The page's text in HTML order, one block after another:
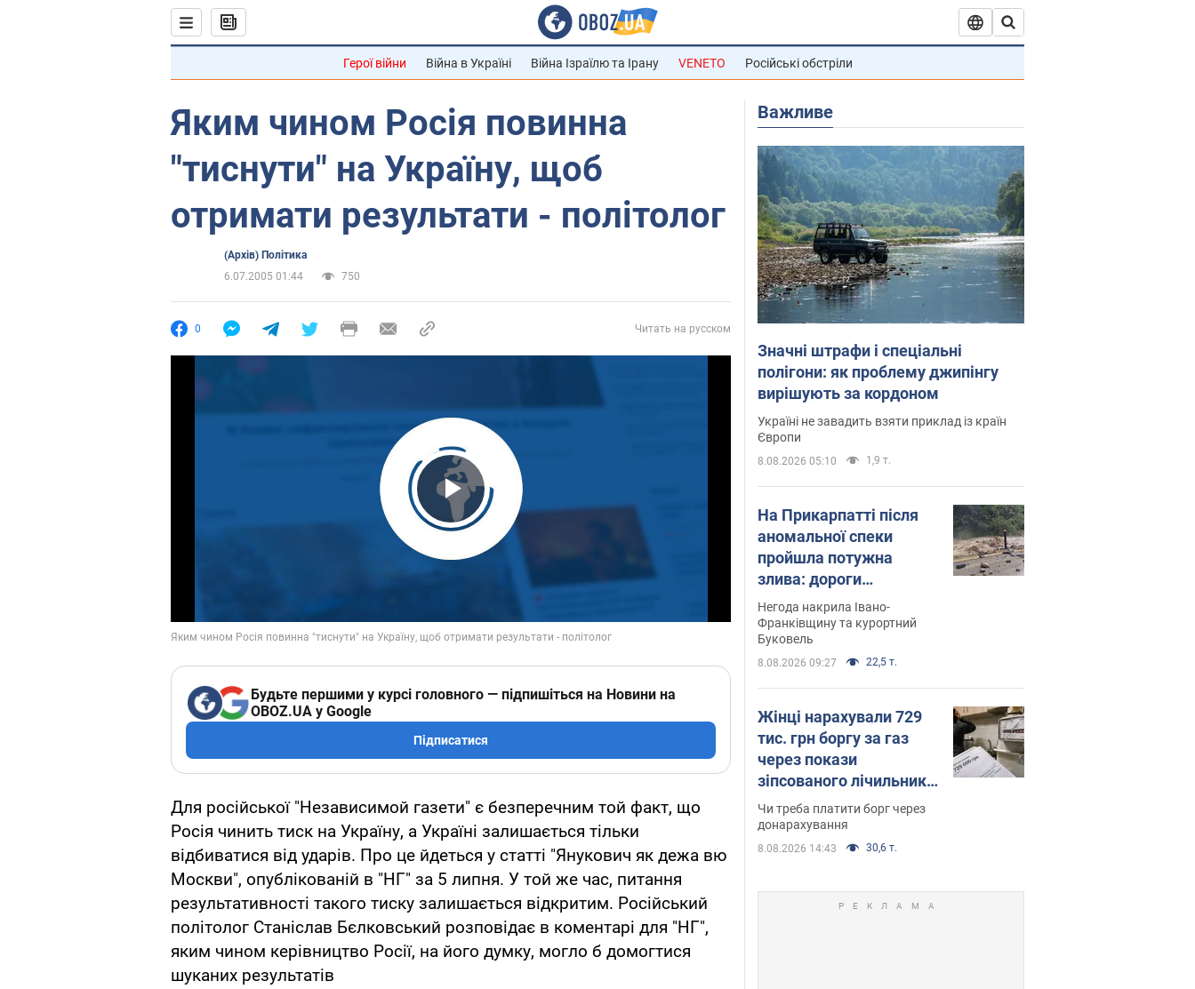
Герої війни Війна в Україні Війна Ізраїлю та Ірану VENETO Російські обстріли
Яким чином Росія повинна
"тиснути" на Україну, щоб
отримати результати - політолог
(Архів) Політика
6.07.2005 01:44
750
0 Читать на русском
Play Video
Будьте першими у курсі головного — підпишіться на Новини на
OBOZ.UA у Google
Підписатися
Для російської "Независимой газети" є безперечним той факт, що
Росія чинить тиск на Україну, а Україні залишається тільки
відбиватися від ударів. Про це йдеться у статті "Янукович як дежа вю
Москви", опублікованій в "НГ" за 5 липня. У той же час, питання
результативності такого тиску залишається відкритим. Російський
політолог Станіслав Бєлковський розповідає в коментарі для "НГ",
яким чином керівництво Росії, на його думку, могло б домогтися
шуканих результатів
Важливе
Значні штрафи і спеціальні
полігони: як проблему джипінгу
вирішують за кордоном
Україні не завадить взяти приклад із країн
Європи
8.08.2026 05:10 1,9 т.
На Прикарпатті після
аномальної спеки
пройшла потужна
злива: дороги
перетворились на
річки. Відео
Негода накрила Івано-
Франківщину та курортний
Буковель
8.08.2026 09:27 22,5 т.
Жінці нарахували 729
тис. грн боргу за газ
через покази
зіпсованого лічильника:
суддя ухвалив
неочікуване рішення
Чи треба платити борг через
донарахування
8.08.2026 14:43 30,6 т.